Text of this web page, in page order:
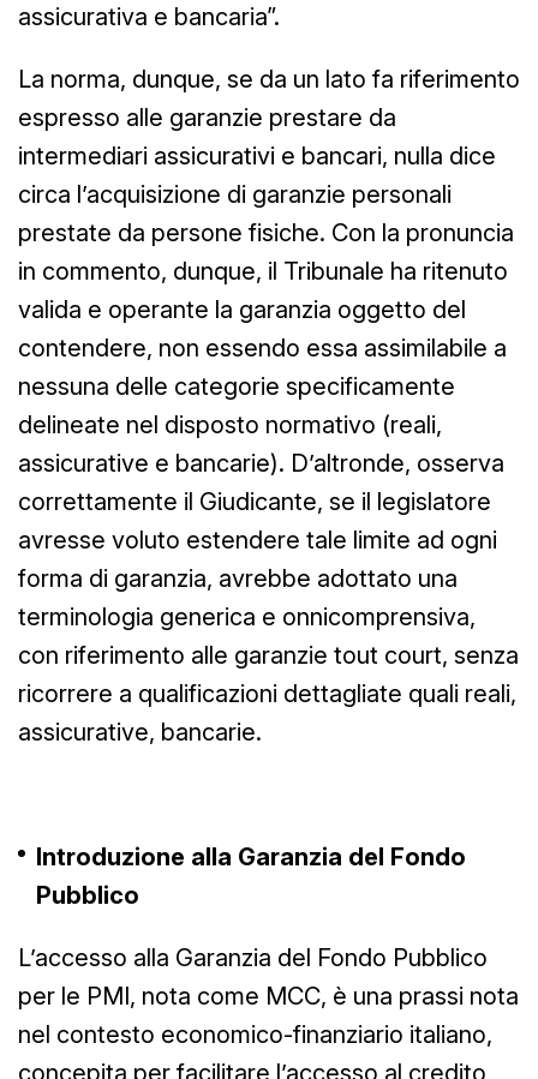
assicurativa e bancaria”.
La norma, dunque, se da un lato fa riferimento
espresso alle garanzie prestare da
intermediari assicurativi e bancari, nulla dice
circa l’acquisizione di garanzie personali
prestate da persone fisiche. Con la pronuncia
in commento, dunque, il Tribunale ha ritenuto
valida e operante la garanzia oggetto del
contendere, non essendo essa assimilabile a
nessuna delle categorie specificamente
delineate nel disposto normativo (reali,
assicurative e bancarie). D’altronde, osserva
correttamente il Giudicante, se il legislatore
avresse voluto estendere tale limite ad ogni
forma di garanzia, avrebbe adottato una
terminologia generica e onnicomprensiva,
con riferimento alle garanzie tout court, senza
ricorrere a qualificazioni dettagliate quali reali,
assicurative, bancarie.
Introduzione alla Garanzia del Fondo
Pubblico
L’accesso alla Garanzia del Fondo Pubblico
per le PMI, nota come MCC, è una prassi nota
nel contesto economico-finanziario italiano,
concepita per facilitare l’accesso al credito